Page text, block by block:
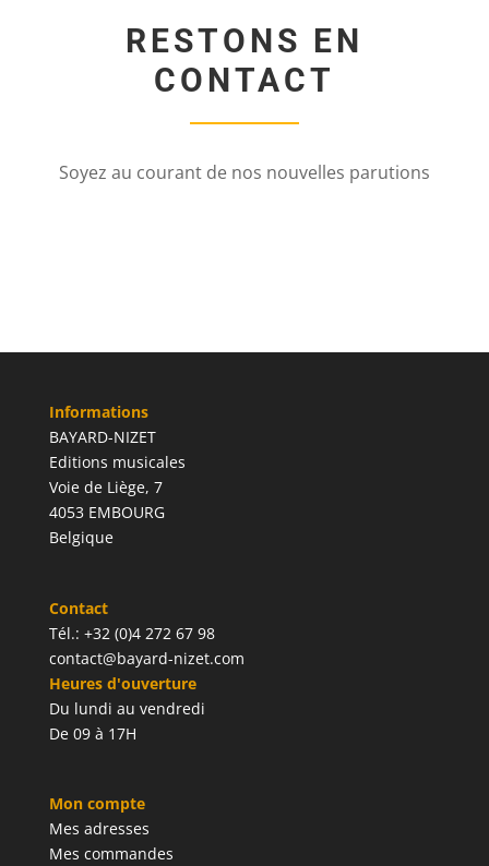
RESTONS EN
CONTACT
Soyez au courant de nos nouvelles parutions
Informations
BAYARD-NIZET
Editions musicales
Voie de Liège, 7
4053 EMBOURG
Belgique
Contact
Tél.: +32 (0)4 272 67 98
contact@bayard-nizet.com
Heures d'ouverture
Du lundi au vendredi
De 09 à 17H
Mon compte
Mes adresses
Mes commandes